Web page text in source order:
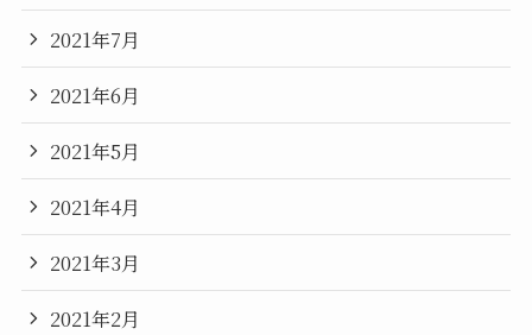
2021年7月
2021年6月
2021年5月
2021年4月
2021年3月
2021年2月